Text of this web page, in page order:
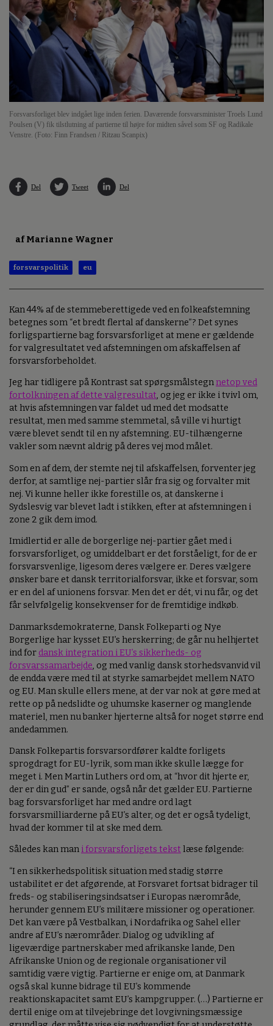
Forsvarsforliget blev indgået lige inden ferien. Daværende forsvarsminister Troels Lund
Poulsen (V) fik tilstlutning af partierne til højre for midten såvel som SF og Radikale
Venstre. (Foto: Finn Frandsen / Ritzau Scanpix)
Del Tweet Del
af Marianne Wagner
forsvarspolitik eu
Kan 44% af de stemmeberettigede ved en folkeafstemning
betegnes som “et bredt flertal af danskerne”? Det synes
forligspartierne bag forsvarsforliget at mene er gældende
for valgresultatet ved afstemningen om afskaffelsen af
forsvarsforbeholdet.
Jeg har tidligere på Kontrast sat spørgsmålstegnnetop ved
fortolkningen af dette valgresultat, og jeg er ikke i tvivl om,
at hvis afstemningen var faldet ud med det modsatte
resultat, men med samme stemmetal, så ville vi hurtigt
være blevet sendt til en ny afstemning. EU-tilhængerne
vakler som nævnt aldrig på deres vej mod målet.
Som en af dem, der stemte nej til afskaffelsen, forventer jeg
derfor, at samtlige nej-partier slår fra sig og forvalter mit
nej. Vi kunne heller ikke forestille os, at danskerne i
Sydslesvig var blevet ladt i stikken, efter at afstemningen i
zone 2 gik dem imod.
Imidlertid er alle de borgerlige nej-partier gået med i
forsvarsforliget, og umiddelbart er det forståeligt, for de er
forsvarsvenlige, ligesom deres vælgere er. Deres vælgere
ønsker bare et dansk territorialforsvar, ikke et forsvar, som
er en del af unionens forsvar. Men det er dét, vi nu får, og det
får selvfølgelig konsekvenser for de fremtidige indkøb.
Danmarksdemokraterne, Dansk Folkeparti og Nye
Borgerlige har kysset EU’s herskerring; de går nu helhjertet
ind for dansk integration i EU’s sikkerheds- og
forsvarssamarbejde, og med vanlig dansk storhedsvanvid vil
de endda være med til at styrke samarbejdet mellem NATO
og EU. Man skulle ellers mene, at der var nok at gøre med at
rette op på nedslidte og uhumske kaserner og manglende
materiel, men nu banker hjerterne altså for noget større end
andedammen.
Dansk Folkepartis forsvarsordfører kaldte forligets
sprogdragt for EU-lyrik, som man ikke skulle lægge for
meget i. Men Martin Luthers ord om, at “hvor dit hjerte er,
der er din gud” er sande, også når det gælder EU. Partierne
bag forsvarsforliget har med andre ord lagt
forsvarsmilliarderne på EU’s alter, og det er også tydeligt,
hvad der kommer til at ske med dem.
Således kan man i forsvarsforligets tekst læse følgende:
“I en sikkerhedspolitisk situation med stadig større
ustabilitet er det afgørende, at Forsvaret fortsat bidrager til
freds- og stabiliseringsindsatser i Europas nærområde,
herunder gennem EU’s militære missioner og operationer.
Det kan være på Vestbalkan, i Nordafrika og Sahel eller
andre af EU’s nærområder. Dialog og udvikling af
ligeværdige partnerskaber med afrikanske lande, Den
Afrikanske Union og de regionale organisationer vil
samtidig være vigtig. Partierne er enige om, at Danmark
også skal kunne bidrage til EU’s kommende
reaktionskapacitet samt EU’s kampgrupper. (…) Partierne er
dertil enige om at tilvejebringe det lovgivningsmæssige